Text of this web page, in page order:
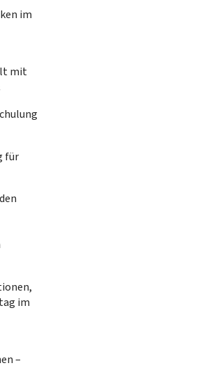
im
mit
für
im
–